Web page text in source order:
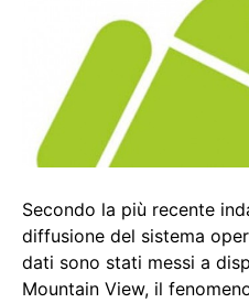
Secondo la più recente
diffusione del sistema
dati sono stati messi a
Mountain View, il